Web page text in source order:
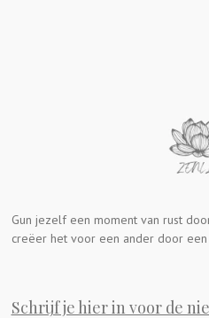
Gun jezelf een moment van rust
creëer het voor een ander door
Schrijf je hier in voor de